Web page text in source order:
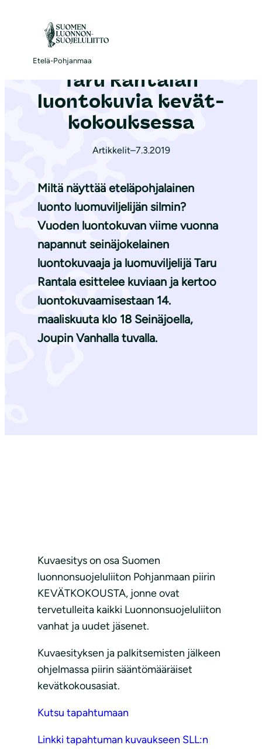
Etelä-Pohjanmaa
Etusivu|Ajankohtaista
Taru Rantalan
luontokuvia ke­vät­
ko­kouk­ses­sa
Artikkelit–7.3.2019
Miltä näyttää eteläpohjalainen
luonto luomuviljelijän silmin?
Vuoden luontokuvan viime vuonna
napannut seinäjokelainen
luontokuvaaja ja luomuviljelijä Taru
Rantala esittelee kuviaan ja kertoo
luontokuvaamisestaan 14.
maaliskuuta klo 18 Seinäjoella,
Joupin Vanhalla tuvalla.
Kuvaesitys on osa Suomen
luonnonsuojeluliiton Pohjanmaan piirin
KEVÄTKOKOUSTA, jonne ovat
tervetulleita kaikki Luonnonsuojeluliiton
vanhat ja uudet jäsenet.
Kuvaesityksen ja palkitsemisten jälkeen
ohjelmassa piirin sääntömääräiset
kevätkokousasiat.
Kutsu tapahtumaan
Linkki tapahtuman kuvaukseen SLL:n